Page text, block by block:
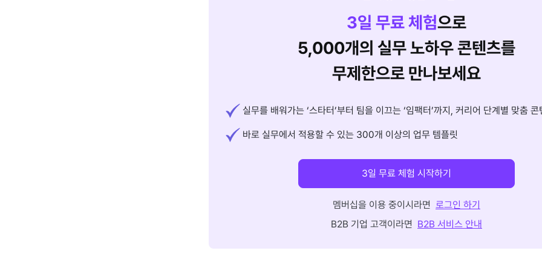
3일 무료 체험으로
5,000개의 실무 노하우 콘텐츠를
무제한으로 만나보세요
실무를 배워가는 ‘스타터’부터 팀을 이끄는 ‘임팩터’까지, 커리어 단계별 맞춤 콘
바로 실무에서 적용할 수 있는 300개 이상의 업무 템플릿
3일 무료 체험 시작하기
멤버십을 이용 중이시라면 로그인 하기
B2B 기업 고객이라면 B2B 서비스 안내